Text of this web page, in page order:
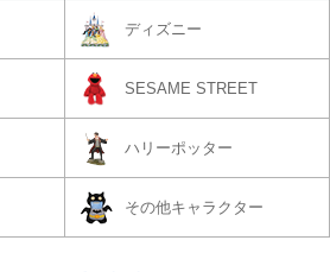
ディズニー
SESAME STREET
ハリーポッター
その他キャラクター